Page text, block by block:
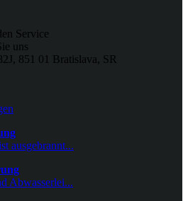
Service
uns
851 01 Bratislava, SR
ausgebrannt...
Abwasserlei...